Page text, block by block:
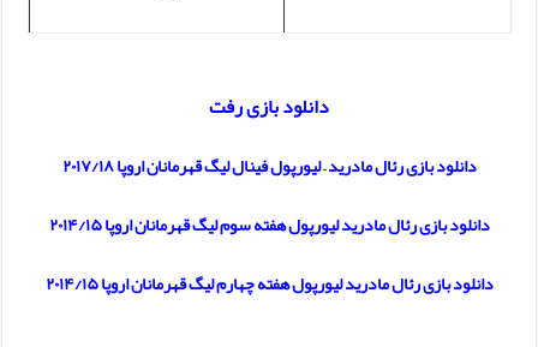
دانلود بازی رفت
دانلود بازی رئال مادرید – لیورپول فینال لیگ قهرمانان اروپا ۲۰۱۷/۱۸
دانلود بازی رئال مادرید لیورپول هفته سوم لیگ قهرمانان اروپا ۲۰۱۴/۱۵
دانلود بازی رئال مادرید لیورپول هفته چهارم لیگ قهرمانان اروپا ۲۰۱۴/۱۵